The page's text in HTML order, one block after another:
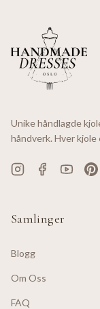
Unike håndlagde
håndverk. Hver
Samlinger
Blogg
Om Oss
FAQ